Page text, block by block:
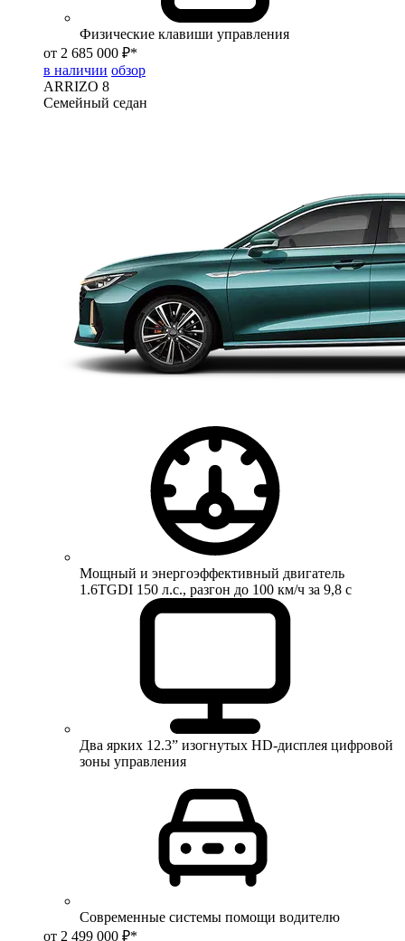
Физические клавиши управления
от 2 685 000 ₽*
в наличии обзор
ARRIZO 8
Семейный седан
Мощный и энергоэффективный двигатель
1.6TGDI 150 л.с., разгон до 100 км/ч за 9,8 с
Два ярких 12.3” изогнутых HD-дисплея цифровой
зоны управления
Современные системы помощи водителю
от 2 499 000 ₽*